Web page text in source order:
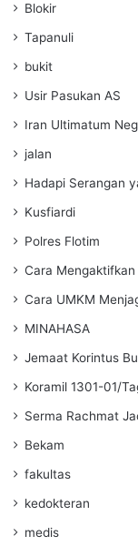
Blokir
Tapanuli
bukit
Usir Pasukan AS
Iran Ultimatum
jalan
Hadapi Serangan
Kusfiardi
Polres Flotim
Cara
Cara UMKM
MINAHASA
Jemaat Korintus
Koramil 1301-01/
Serma Rachmat
Bekam
fakultas
kedokteran
medis